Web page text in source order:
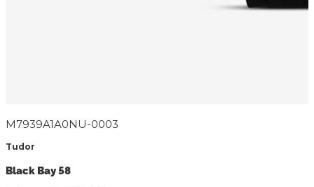
M7939A1A0NU-0003
Tudor
Black Bay 58